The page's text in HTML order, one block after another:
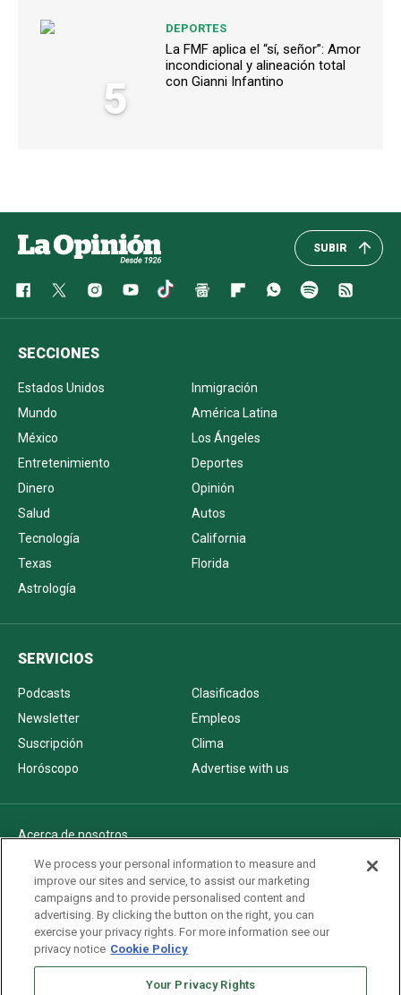
5
DEPORTES
La FMF aplica el “sí, señor”: Amor
incondicional y alineación total
con Gianni Infantino
SUBIR
SECCIONES
Estados Unidos
Inmigración
Mundo
América Latina
México
Los Ángeles
Entretenimiento
Deportes
Dinero
Opinión
Salud
Autos
Tecnología
California
Texas
Florida
Astrología
SERVICIOS
Podcasts
Clasificados
Newsletter
Empleos
Suscripción
Clima
Horóscopo
Advertise with us
Acerca de nosotros
Politica de privacidad
Pautas Editoriales
AdChoices
Advertise with us
Newsletters
We process your personal information to measure and
improve our sites and service, to assist our marketing
campaigns and to provide personalised content and
advertising. By clicking the button on the right, you can
exercise your privacy rights. For more information see our
privacy notice Cookie Policy
Your Privacy Rights